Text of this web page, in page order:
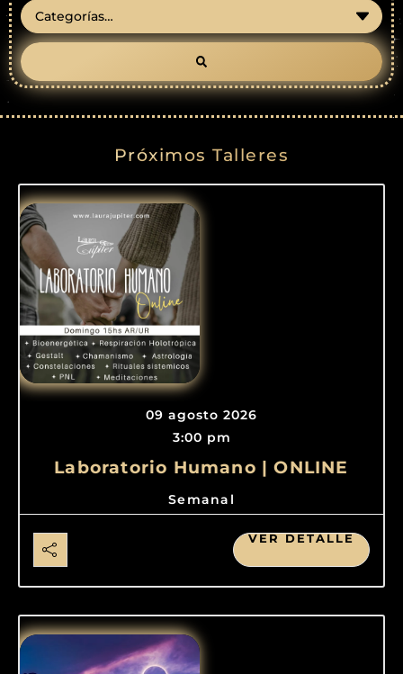
Próximos Talleres
09 agosto 2026
3:00 pm
Laboratorio Humano | ONLINE
Semanal
VER DETALLE